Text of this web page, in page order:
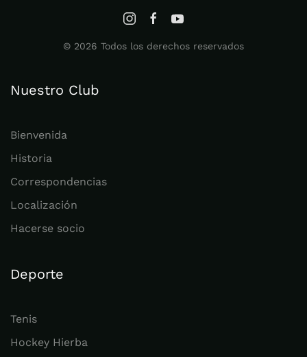
© 2026 Todos los derechos reservados
Nuestro Club
Bienvenida
Historia
Correspondencias
Localización
Hacerse socio
Deporte
Tenis
Hockey Hierba